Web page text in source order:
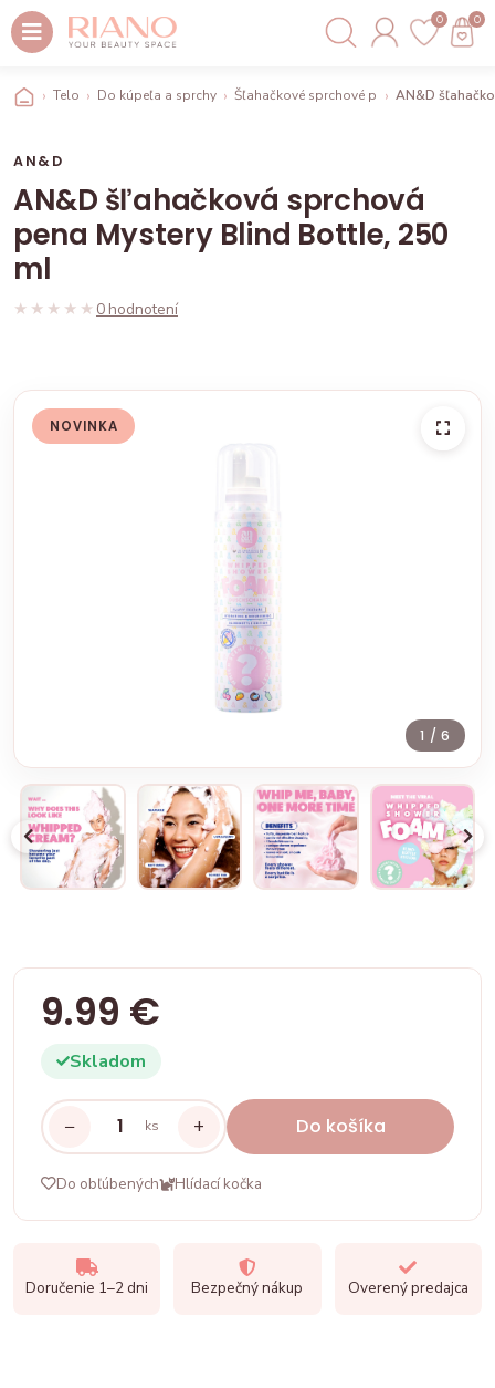
0 0
Telo Do kúpeľa a sprchy Šľahačkové sprchové penyAN&D
AN&D
AN&D šľahačková sprchová
pena Mystery Blind Bottle, 250
ml
★★★★★
★★★★★ 0 hodnotení
NOVINKA
1 / 6
9.99 €
Skladom
− ks + Do košíka
Do obľúbených Hlídací kočka
Doručenie 1–2 dni Bezpečný nákup Overený predajca